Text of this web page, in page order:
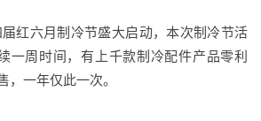
红六月制冷节盛大启动，本次制冷节活
一周时间，有上千款制冷配件产品零利
一年仅此一次。